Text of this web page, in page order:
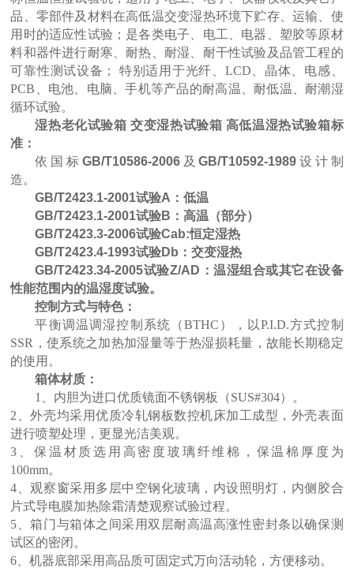
品、零部件及材料在高低温交变湿热环境下贮存、运输、使
用时的适应性试验；是各类电子、电工、电器、塑胶等原材
料和器件进行耐寒、耐热、耐湿、耐干性试验及品管工程的
可靠性测试设备； 特别适用于光纤、LCD、晶体、电感、
PCB、电池、电脑、手机等产品的耐高温、耐低温、耐潮湿
循环试验。
湿热老化试验箱 交变湿热试验箱 高低温湿热试验箱标
准：
依国标 GB/T10586-2006及GB/T10592-1989 设计制
造。
GB/T2423.1-2001试验A：低温
GB/T2423.1-2001试验B：高温（部分）
GB/T2423.3-2006试验Cab:恒定湿热
GB/T2423.4-1993试验Db：交变湿热
GB/T2423.34-2005试验Z/AD：温湿组合或其它在设备
性能范围内的温湿度试验。
控制方式与特色：
平衡调温调湿控制系统（BTHC），以P.I.D.方式控制
SSR，使系统之加热加湿量等于热湿损耗量，故能长期稳定
的使用。
箱体材质：
1、内胆为进口优质镜面不锈钢板（SUS#304）。
2、外壳均采用优质冷轧钢板数控机床加工成型，外壳表面
进行喷塑处理，更显光洁美观。
3、保温材质选用高密度玻璃纤维棉，保温棉厚度为
100mm。
4、观察窗采用多层中空钢化玻璃，内设照明灯，内侧胶合
片式导电膜加热除霜清楚观察试验过程。
5、箱门与箱体之间采用双层耐高温高涨性密封条以确保测
试区的密闭。
6、机器底部采用高品质可固定式万向活动轮，方便移动。